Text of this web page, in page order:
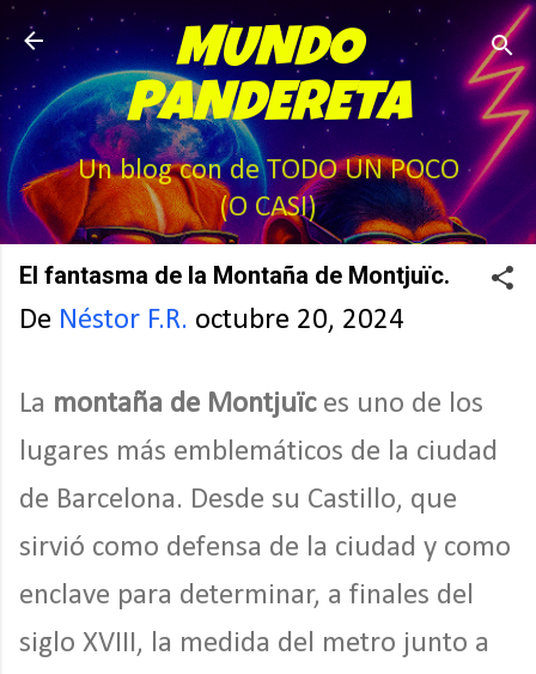
Ir al contenido principal
MUNDO
PANDERETA
Un blog con de TODO UN POCO
(O CASI)
El fantasma de la Montaña de Montjuïc.
De Néstor F.R. octubre 20, 2024
La montaña de Montjuïces uno de los
lugares más emblemáticos de la ciudad
de Barcelona. Desde su Castillo, que
sirvió como defensa de la ciudad y como
enclave para determinar, a finales del
siglo XVIII, la medida del metro junto a